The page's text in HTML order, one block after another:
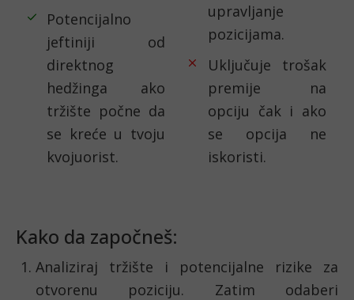
Potencijalno
jeftiniji od
direktnog
hedžinga ako
tržište počne da
se kreće u tvoju
kvojuorist.
upravljanje
pozicijama.
Uključuje trošak
premije na
opciju čak i ako
se opcija ne
iskoristi.
Kako da započneš:
Analiziraj tržište i potencijalne rizike za
otvorenu poziciju. Zatim odaberi